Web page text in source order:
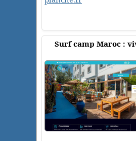
Surf camp Maroc :